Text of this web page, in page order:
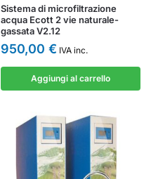
Sistema di microfiltrazione
acqua Ecott 2 vie naturale-
gassata V2.12
950,00 € IVA inc.
Aggiungi al carrello